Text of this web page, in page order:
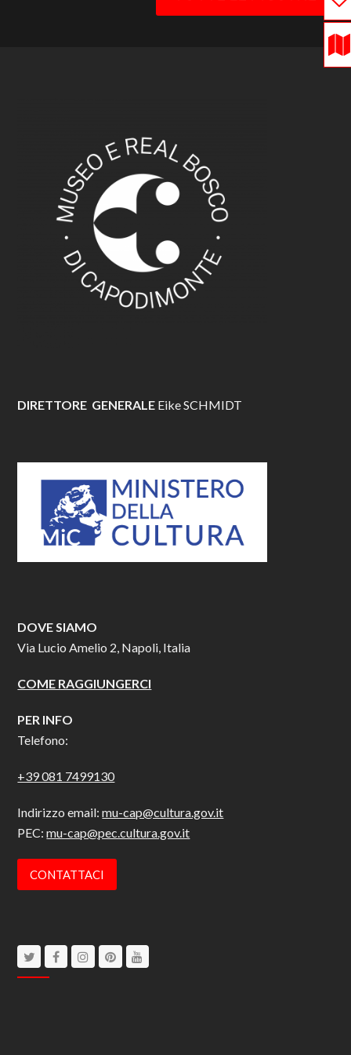
DIRETTORE GENERALE Eike SCHMIDT
DOVE SIAMO
Via Lucio Amelio 2, Napoli, Italia
COME RAGGIUNGERCI
PER INFO
Telefono:
+39 081 7499130
Indirizzo email:mu-cap@cultura.gov.it
PEC:mu-cap@pec.cultura.gov.it
CONTATTACI
TwitterFacebookInstagram
Pinterest